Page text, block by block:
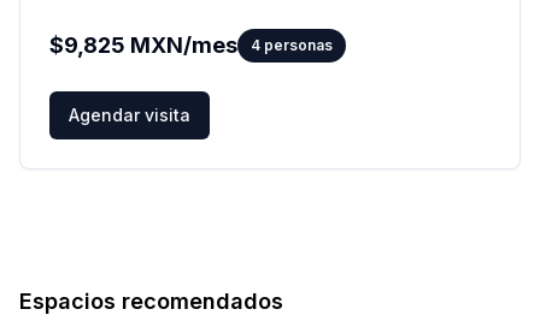
$9,825 MXN/mes 4 personas
Agendar visita
Espacios recomendados